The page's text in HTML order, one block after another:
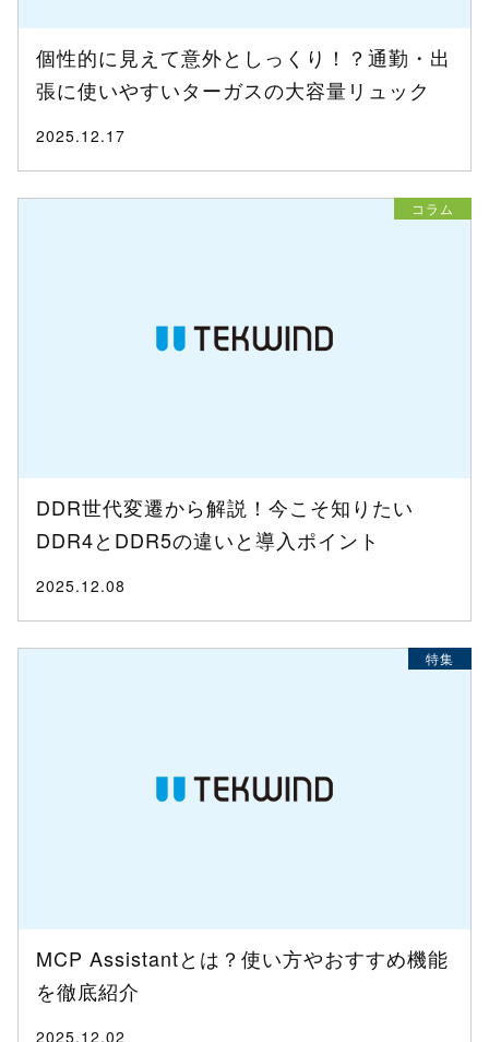
個性的に見えて意外としっくり！？通勤・出
張に使いやすいターガスの大容量リュック
2025.12.17
コラム
DDR世代変遷から解説！今こそ知りたい
DDR4とDDR5の違いと導入ポイント
2025.12.08
特集
MCP Assistantとは？使い方やおすすめ機能
を徹底紹介
2025.12.02